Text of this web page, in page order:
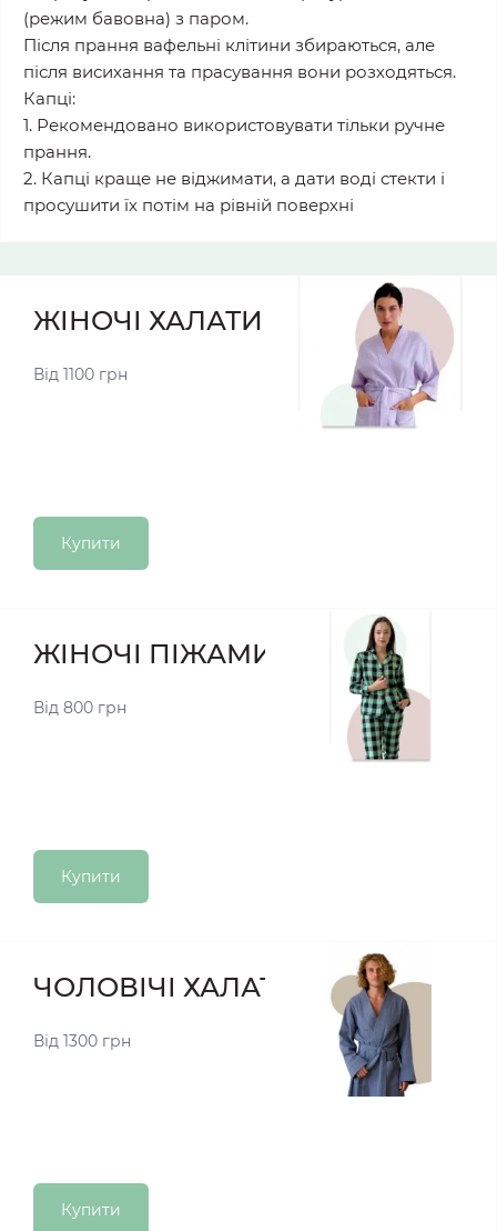
(режим бавовна) з паром.
Після прання вафельні клітини збираються, але
після висихання та прасування вони розходяться.
Капці:
1. Рекомендовано використовувати тільки ручне
прання.
2. Капці краще не віджимати, а дати воді стекти і
просушити їх потім на рівній поверхні
ЖІНОЧІ ХАЛАТИ
Від 1100 грн
Купити
ЖІНОЧІ ПІЖАМИ
Від 800 грн
Купити
ЧОЛОВІЧІ ХАЛАТИ
Від 1300 грн
Купити